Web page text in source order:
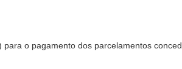
o pagamento dos parcelamentos